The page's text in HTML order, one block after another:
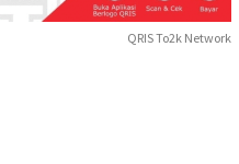
QRIS To2k Network